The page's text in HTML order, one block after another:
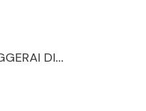
DI...